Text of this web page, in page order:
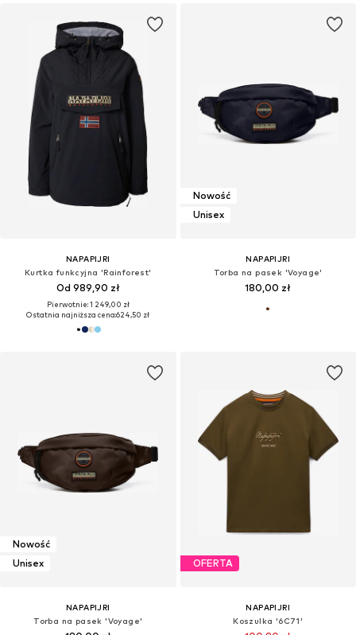
NAPAPIJRI
Kurtka funkcyjna 'Rainforest'
Od 989,90 zł
Pierwotnie: 1 249,00 zł
Ostatnia najniższa cena:624,50 zł
Nowość
Unisex
NAPAPIJRI
Torba na pasek 'Voyage'
180,00 zł
Nowość
Unisex
NAPAPIJRI
Torba na pasek 'Voyage'
OFERTA
NAPAPIJRI
Koszulka '6C71'